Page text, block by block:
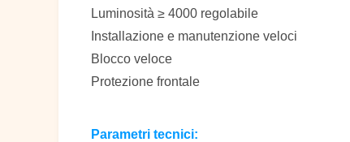
Luminosità ≥ 4000 regolabile
Installazione e manutenzione veloci
Blocco veloce
Protezione frontale
Parametri tecnici: